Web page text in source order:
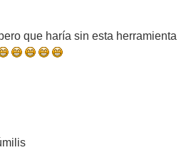
que haría sin esta herramienta